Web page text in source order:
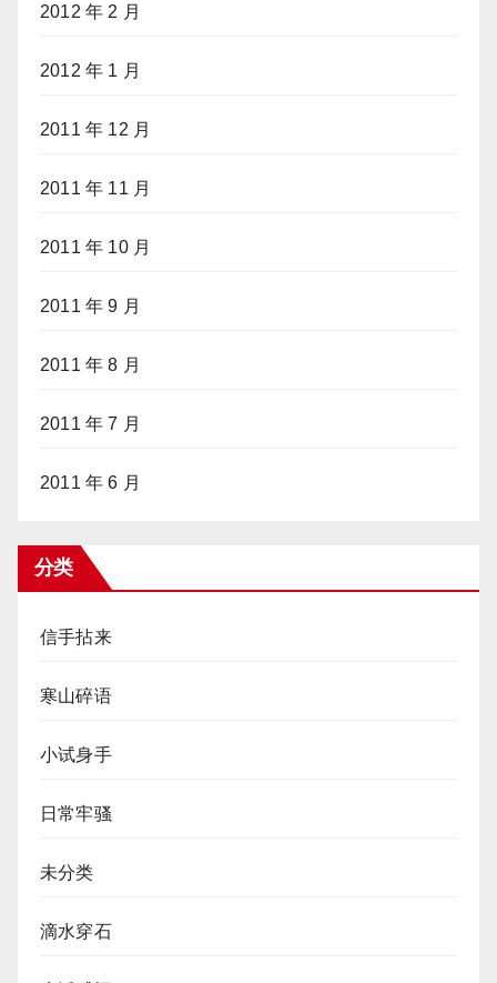
2012 年 2 月
2012 年 1 月
2011 年 12 月
2011 年 11 月
2011 年 10 月
2011 年 9 月
2011 年 8 月
2011 年 7 月
2011 年 6 月
分类
信手拈来
寒山碎语
小试身手
日常牢骚
未分类
滴水穿石